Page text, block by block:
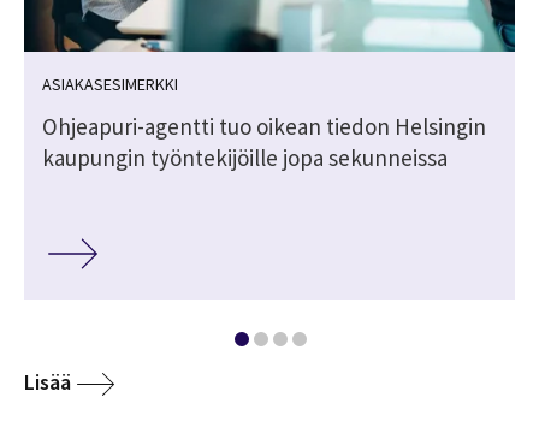
ASIAKASESIMERKKI
Ohjeapuri-agentti tuo oikean tiedon Helsingin
kaupungin työntekijöille jopa sekunneissa
Lisää